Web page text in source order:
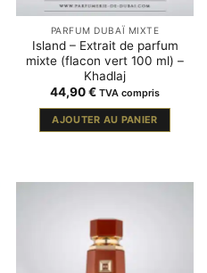
PARFUM DUBAÏ MIXTE
Island – Extrait de parfum
mixte (flacon vert 100 ml) –
Khadlaj
44,90€ TVA compris
AJOUTER AU PANIER